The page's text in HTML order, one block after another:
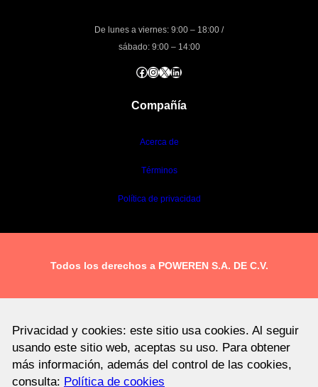
De lunes a viernes: 9:00 – 18:00 /
sábado: 9:00 – 14:00
Facebook InstagramX LinkedIn
Compañía
Acerca de
Términos
Política de privacidad
Todos los derechos a POWEREN S.A. DE C.V.
Privacidad y cookies: este sitio usa cookies. Al seguir
usando este sitio web, aceptas su uso. Para obtener
más información, además del control de las cookies,
consulta: Política de cookies